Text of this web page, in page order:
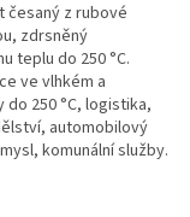
česaný z rubové
zdrsněný
teplu do 250 °C.
ve vlhkém a
250 °C, logistika,
automobilový
komunální služby.